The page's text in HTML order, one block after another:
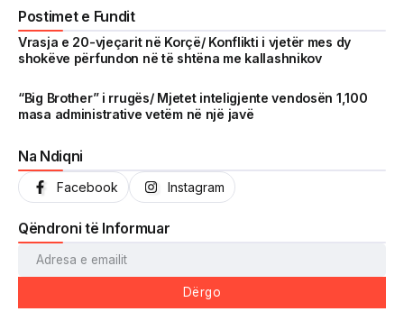
qytetare dhe zhvillimet që prekin drejtpërdrejt jetën e
përditshme të shqiptarëve.
arritura në një kohë shumë të shkurtër, Vrojtuesit është
kthyer në një zë të fortë informimi dhe një pasqyrë reale të
Postimet e Fundit
Vrasja e 20-vjeçarit në Korçë/ Konflikti i vjetër mes dy
shokëve përfundon në të shtëna me kallashnikov
“Big Brother” i rrugës/ Mjetet inteligjente vendosën 1,100
masa administrative vetëm në një javë
Na Ndiqni
Facebook Instagram
Qëndroni të Informuar
Dërgo